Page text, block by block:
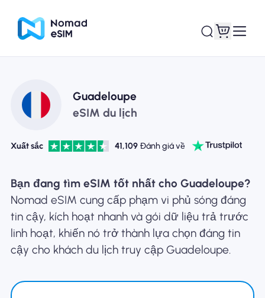
Đăng nhập Đăng
ký
Kế hoạch mua sắm
Giới thiệu về eSIM
Guadeloupe
eSIM du lịch
Xuất sắc 41,109 Đánh giá về
Bạn đang tìm eSIM tốt nhất cho Guadeloupe?
Nomad eSIM cung cấp phạm vi phủ sóng đáng
tin cậy, kích hoạt nhanh và gói dữ liệu trả trước
linh hoạt, khiến nó trở thành lựa chọn đáng tin
cậy cho khách du lịch truy cập Guadeloupe.